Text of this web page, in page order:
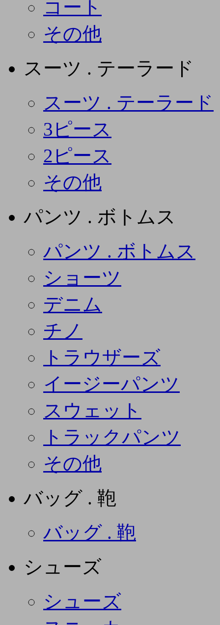
コート
その他
スーツ . テーラード
スーツ . テーラード
3ピース
2ピース
その他
パンツ . ボトムス
パンツ . ボトムス
ショーツ
デニム
チノ
トラウザーズ
イージーパンツ
スウェット
トラックパンツ
その他
バッグ . 鞄
バッグ . 鞄
シューズ
シューズ